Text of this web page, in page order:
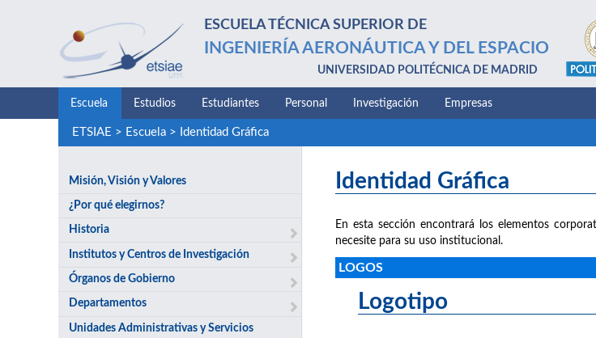
ESCUELA TÉCNICA SUPERIOR DE
INGENIERÍA AERONÁUTICA Y DEL ESPACIO
UNIVERSIDAD POLITÉCNICA DE MADRID
Escuela Estudios Estudiantes Personal Investigación Empresas
ETSIAE > Escuela> Identidad Gráfica
Misión, Visión y Valores
¿Por qué elegirnos?
Historia
Institutos y Centros de Investigación
Órganos de Gobierno
Departamentos
Unidades Administrativas y Servicios
Identidad Gráfica
En esta sección encontrará los elementos
necesite para su uso institucional.
LOGOS
Logotipo